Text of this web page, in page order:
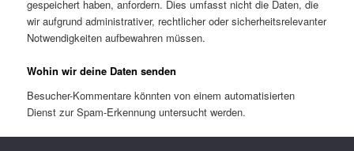
gespeichert haben, anfordern. Dies umfasst nicht die Daten, die
wir aufgrund administrativer, rechtlicher oder sicherheitsrelevanter
Notwendigkeiten aufbewahren müssen.
Wohin wir deine Daten senden
Besucher-Kommentare könnten von einem automatisierten
Dienst zur Spam-Erkennung untersucht werden.